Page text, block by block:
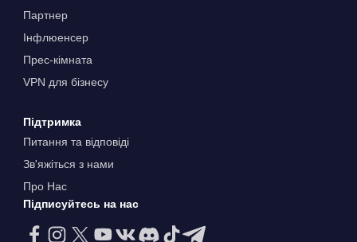
Партнер
Інфлюенсер
Прес-кімната
VPN для бізнесу
Підтримка
Питання та відповіді
Зв'яжіться з нами
Про Нас
Підписуйтесь на нас